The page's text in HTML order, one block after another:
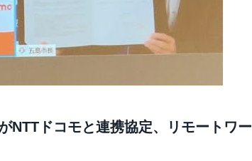
NTTドコモと連携協定、リモートワー